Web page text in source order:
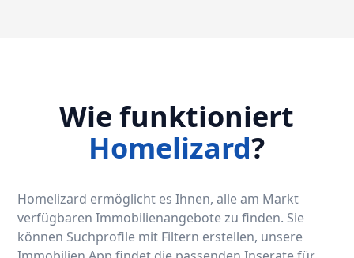
Wie funktioniert
Homelizard?
Homelizard ermöglicht es Ihnen, alle am Markt
verfügbaren Immobilienangebote zu finden. Sie
können Suchprofile mit Filtern erstellen, unsere